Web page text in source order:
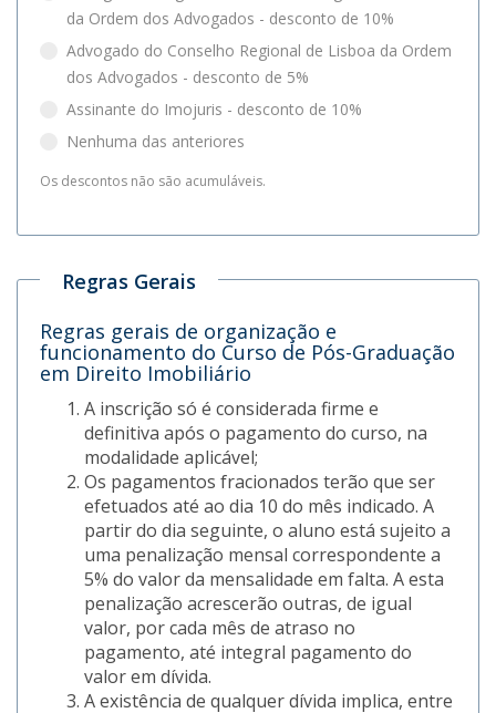
da Ordem dos Advogados - desconto de 10%
Advogado do Conselho Regional de Lisboa da Ordem
dos Advogados - desconto de 5%
Assinante do Imojuris - desconto de 10%
Nenhuma das anteriores
Os descontos não são acumuláveis.
Regras Gerais
Regras gerais de organização e
funcionamento do Curso de Pós-Graduação
em Direito Imobiliário
A inscrição só é considerada firme e
definitiva após o pagamento do curso, na
modalidade aplicável;
Os pagamentos fracionados terão que ser
efetuados até ao dia 10 do mês indicado. A
partir do dia seguinte, o aluno está sujeito a
uma penalização mensal correspondente a
5% do valor da mensalidade em falta. A esta
penalização acrescerão outras, de igual
valor, por cada mês de atraso no
pagamento, até integral pagamento do
valor em dívida.
A existência de qualquer dívida implica, entre